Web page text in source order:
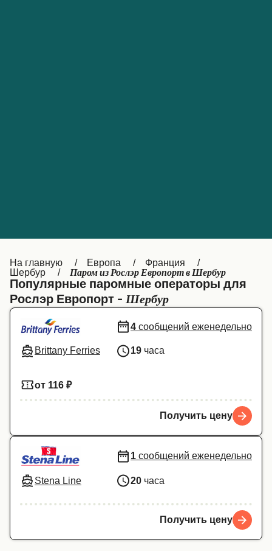
Italia Canada (FR)
Canada België (NL)
Ελλάδα Belgique (FR)
Polska Deutschland
Schweiz (DE)
Україна
На главную Европа
Франция
Шербур
Паром из Рослэр Европорт в Шербур
Популярные паромные операторы для
Рослэр Европорт - Шербур
Brittany Ferries
4 сообщений еженедельно
19 часа
от 116 ₽
Получить цену
Stena Line
1 сообщений еженедельно
20 часа
Получить цену